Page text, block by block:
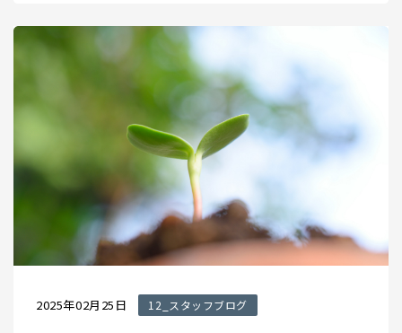
2025年02月25日 12_スタッフブログ